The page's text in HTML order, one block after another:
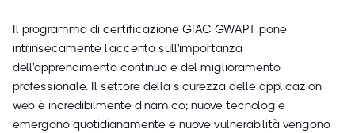
Il programma di certificazione GIAC GWAPT pone
intrinsecamente l'accento sull'importanza
dell'apprendimento continuo e del miglioramento
professionale. Il settore della sicurezza delle applicazioni
web è incredibilmente dinamico; nuove tecnologie
emergono quotidianamente e nuove vulnerabilità vengono